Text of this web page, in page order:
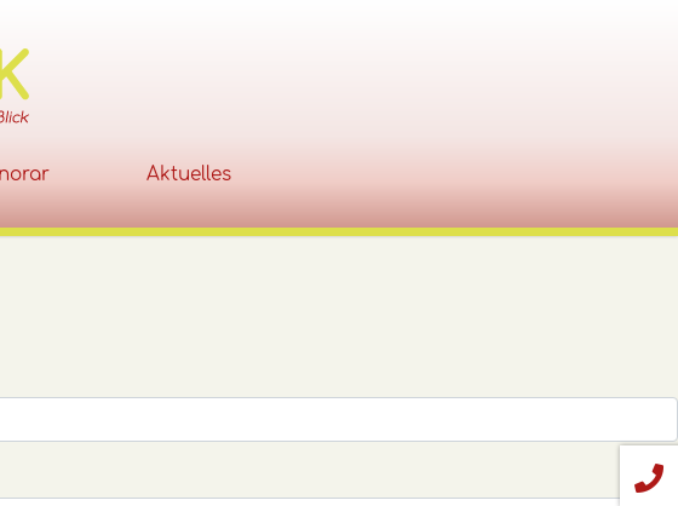
Aktuelles